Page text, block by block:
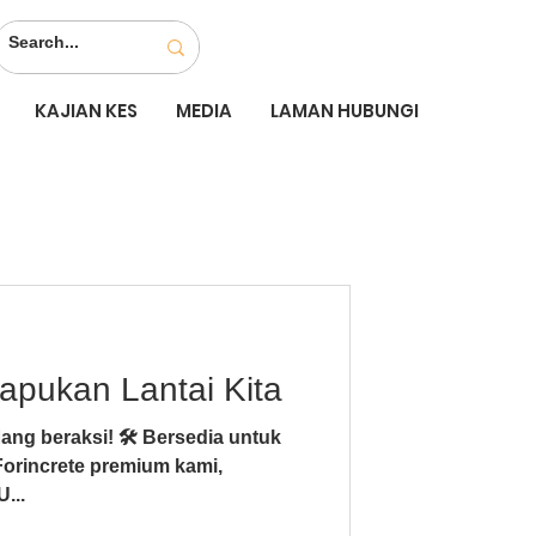
KAJIAN KES MEDIA LAMAN HUBUNGI
Lantai Kita
beraksi! 🛠️ Bersedia untuk
premium kami,